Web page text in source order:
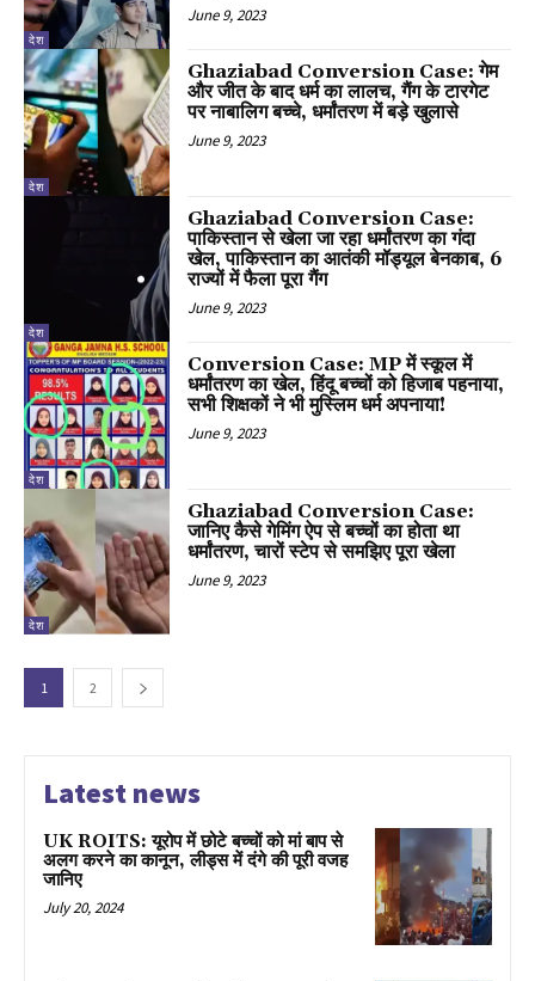
देश
June 9, 2023
देश
Ghaziabad Conversion Case: गेम
और जीत के बाद धर्म का लालच, गैंग के टारगेट
पर नाबालिग बच्चे, धर्मांतरण में बड़े खुलासे
June 9, 2023
देश
Ghaziabad Conversion Case:
पाकिस्तान से खेला जा रहा धर्मांतरण का गंदा
खेल, पाकिस्तान का आतंकी मॉड्यूल बेनकाब, 6
राज्यों में फैला पूरा गैंग
June 9, 2023
देश
Conversion Case: MP में स्कूल में
धर्मांतरण का खेल, हिंदू बच्चों को हिजाब पहनाया,
सभी शिक्षकों ने भी मुस्लिम धर्म अपनाया!
June 9, 2023
देश
Ghaziabad Conversion Case:
जानिए कैसे गेमिंग ऐप से बच्चों का होता था
धर्मांतरण, चारों स्टेप से समझिए पूरा खेला
June 9, 2023
1 2
Latest news
UK ROITS: यूरोप में छोटे बच्चों को मां बाप से
अलग करने का कानून, लीड्स में दंगे की पूरी वजह
जानिए
July 20, 2024